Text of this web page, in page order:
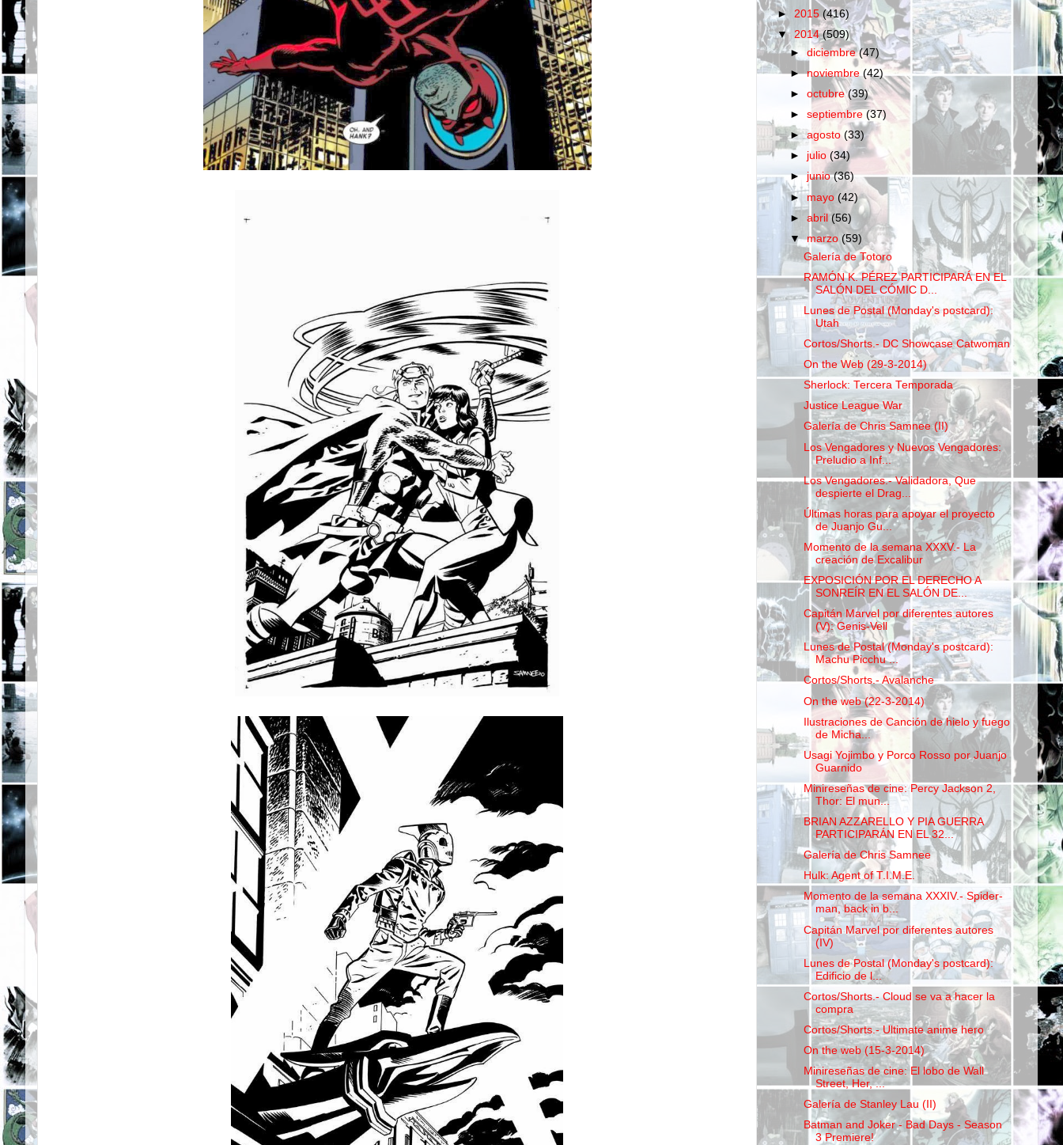
► 2015 (416)
▼ 2014(509)
►diciembre(47)
►noviembre(42)
►octubre(39)
►septiembre(37)
►agosto(33)
► julio(34)
►junio(36)
►mayo(42)
►abril(56)
▼marzo(59)
Galería de Totoro
RAMÓN K. PÉREZ PARTICIPARÁ EN EL
SALÓN DEL CÓMIC D...
Lunes de Postal (Monday's postcard):
Utah
Cortos/Shorts.- DC Showcase Catwoman
On the Web (29-3-2014)
Sherlock: Tercera Temporada
Justice League War
Galería de Chris Samnee (II)
Los Vengadores y Nuevos Vengadores:
Preludio a Inf...
Los Vengadores.- Validadora, Que
despierte el Drag...
Últimas horas para apoyar el proyecto
de Juanjo Gu...
Momento de la semana XXXV.- La
creación de Excalibur
EXPOSICIÓN POR EL DERECHO A
SONREÍR EN EL SALÓN DE...
Capitán Marvel por diferentes autores
(V): Genis-Vell
Lunes de Postal (Monday's postcard):
Machu Picchu ...
Cortos/Shorts.- Avalanche
On the web (22-3-2014)
Ilustraciones de Canción de hielo y fuego
de Micha...
Usagi Yojimbo y Porco Rosso por Juanjo
Guarnido
Minireseñas de cine: Percy Jackson 2,
Thor: El mun...
BRIAN AZZARELLO Y PIA GUERRA
PARTICIPARÁN EN EL 32...
Galería de Chris Samnee
Hulk: Agent of T.I.M.E.
Momento de la semana XXXIV.- Spider-
man, back in b...
Capitán Marvel por diferentes autores
(IV)
Lunes de Postal (Monday's postcard):
Edificio de l...
Cortos/Shorts.- Cloud se va a hacer la
compra
Cortos/Shorts.- Ultimate anime hero
On the web (15-3-2014)
Minireseñas de cine: El lobo de Wall
Street, Her, ...
Galería de Stanley Lau (II)
Batman and Joker - Bad Days - Season
3 Premiere!